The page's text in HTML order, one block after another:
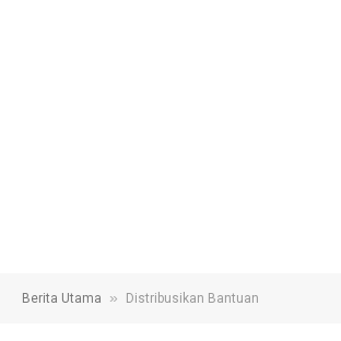
Berita Utama » Distribusikan Bantuan